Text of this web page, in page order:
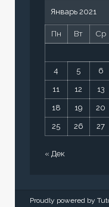
Январь 2021
Пн Вт Ср
4 5 6
11 12 13
18 19 20
25 26 27
« Дек
Proudly powered by